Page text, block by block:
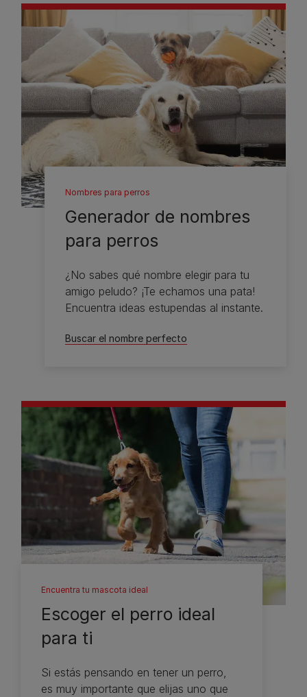
Nombres para perros
Generador de nombres
para perros
¿No sabes qué nombre elegir para tu
amigo peludo? ¡Te echamos una pata!
Encuentra ideas estupendas al instante.
Buscar el nombre perfecto
Encuentra tu mascota ideal
Escoger el perro ideal
para ti
Si estás pensando en tener un perro,
es muy importante que elijas uno que